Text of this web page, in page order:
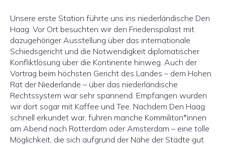
Unsere erste Station führte uns ins niederländische Den
Haag. Vor Ort besuchten wir den Friedenspalast mit
dazugehöriger Ausstellung über das internationale
Schiedsgericht und die Notwendigkeit diplomatischer
Konfliktlösung über die Kontinente hinweg. Auch der
Vortrag beim höchsten Gericht des Landes – dem Hohen
Rat der Niederlande – über das niederländische
Rechtssystem war sehr spannend. Empfangen wurden
wir dort sogar mit Kaffee und Tee. Nachdem Den Haag
schnell erkundet war, fuhren manche Kommiliton*innen
am Abend nach Rotterdam oder Amsterdam – eine tolle
Möglichkeit, die sich aufgrund der Nähe der Städte gut